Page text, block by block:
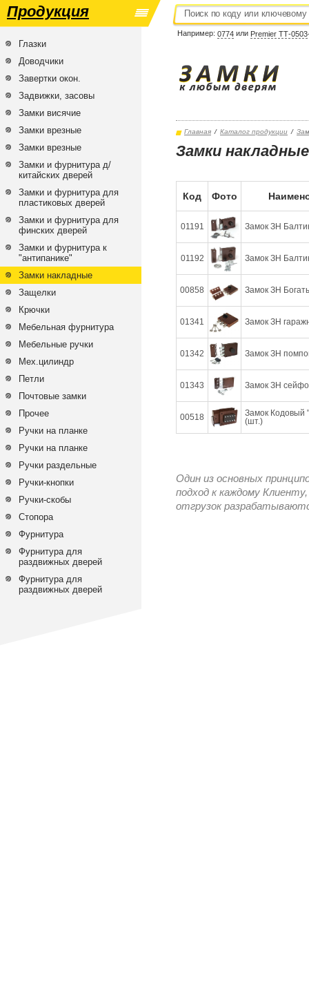
Продукция
Например: 0774 или Premier ТТ-
Глазки
Доводчики
Завертки окон.
Задвижки, засовы
Замки висячие
Замки врезные
Замки врезные
Замки и фурнитура д/
китайских дверей
Замки и фурнитура для
пластиковых дверей
Замки и фурнитура для
финских дверей
Замки и фурнитура к
"антипанике"
Замки накладные
Защелки
Крючки
Мебельная фурнитура
Мебельные ручки
Мех.цилиндр
Петли
Почтовые замки
Прочее
Ручки на планке
Ручки на планке
Ручки раздельные
Ручки-кнопки
Ручки-скобы
Стопора
Фурнитура
Фурнитура для
раздвижных дверей
Фурнитура для
раздвижных дверей
Главная / Каталог продукции /
Замки
Код Фото
01191 Замок ЗН
01192 Замок ЗН
00858 Замок ЗН
01341 Замок ЗН
01342 Замок ЗН
01343 Замок ЗН
00518
Замок Кодовый
(шт.)
Один из основных
подход к каждому
отгрузок